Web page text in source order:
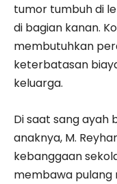
tumor tumbuh di
di bagian kanan.
membutuhkan
keterbatasan
keluarga.
Di saat sang ayah
anaknya, M.
kebanggaan
membawa pulang